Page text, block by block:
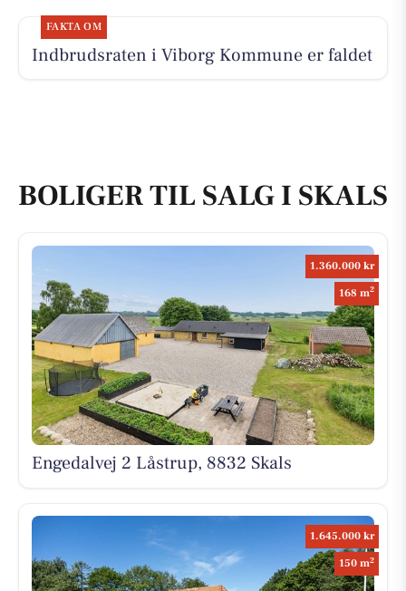
FAKTA OM
Indbrudsraten i Viborg Kommune er faldet
BOLIGER TIL SALG I SKALS
1.360.000 kr
168 m2
Engedalvej 2 Låstrup, 8832 Skals
1.645.000 kr
150 m2